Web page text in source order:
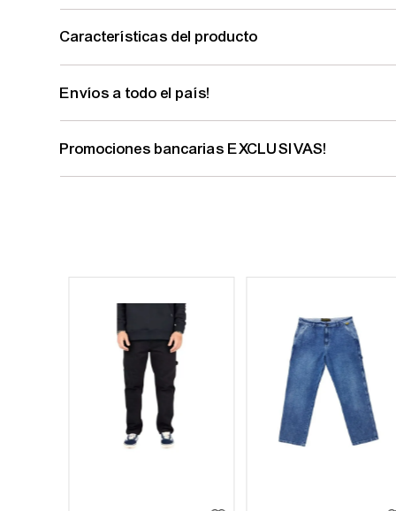
Características del producto
Envíos a todo el país!
Promociones bancarias EXCLUSIVAS!